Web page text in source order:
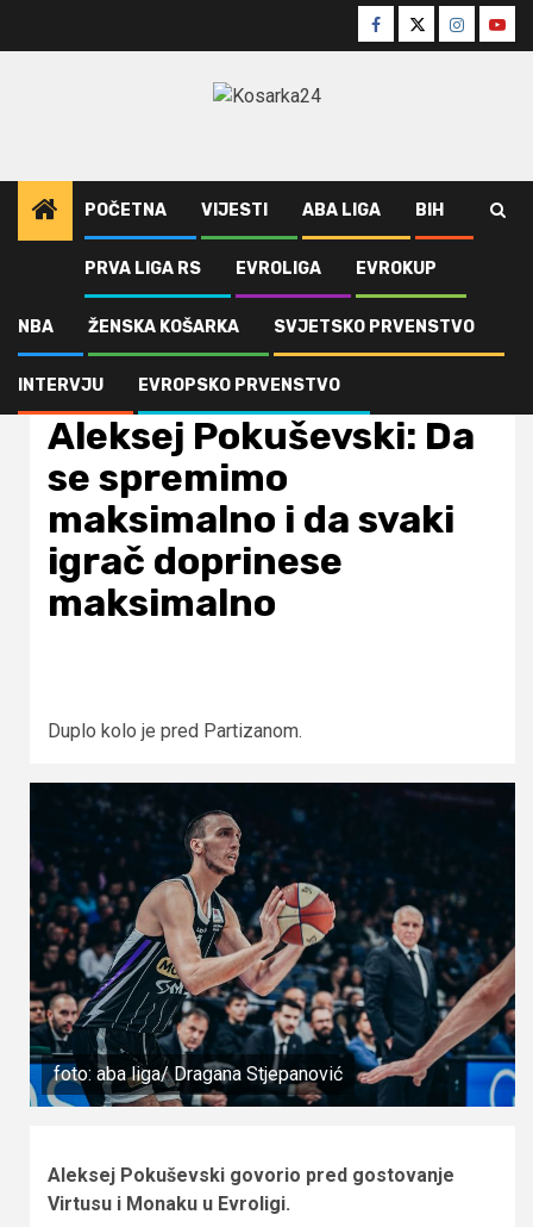
Facebook
TwitterInstagram
POČETNA VIJESTI ABA LIGA BIH
PRVA LIGA RS EVROLIGA EVROKUP
NBA ŽENSKA KOŠARKA SVJETSKO PRVENSTVO
INTERVJU EVROPSKO PRVENSTVO
Evroliga
Aleksej Pokuševski: Da se spremimo maksimalno i da svaki igrač
doprinese maksimalno
Evroliga Vijesti
Aleksej Pokuševski: Da
se spremimo
maksimalno i da svaki
igrač doprinese
maksimalno
Duplo kolo je pred Partizanom.
foto: aba liga/ Dragana Stjepanović
Aleksej Pokuševski govorio pred gostovanje
Virtusu i Monaku u Evroligi.